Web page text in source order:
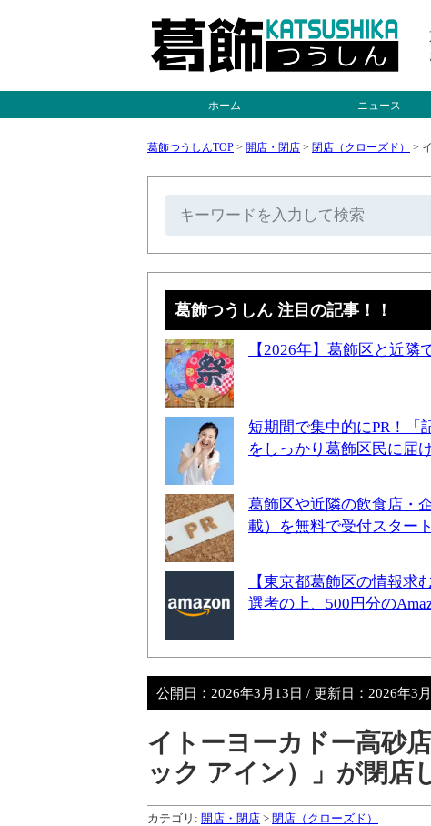
ホーム ニュース
葛飾つうしんTOP > 開店・閉店 > 閉店（クローズド） >
葛飾つうしん 注目の記事！！
【2026年】葛飾区と近
短期間で集中的にPR！「
をしっかり葛飾区民に届
葛飾区や近隣の飲食店・
載）を無料で受付スタート
【東京都葛飾区の情報求
選考の上、500円分の
公開日： 2026年3月13日 / 更新日： 2026年3
イトーヨーカドー高砂
ック アイン）」が閉店
カテゴリ: 開店・閉店 > 閉店（クローズド）